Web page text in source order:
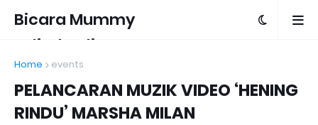
Bicara Mummy
Azlinda Alin
Home events
PELANCARAN MUZIK VIDEO ‘HENING
RINDU’ MARSHA MILAN